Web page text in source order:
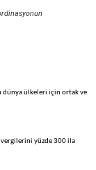
dünya ülkeleri için ortak ve
vergilerini yüzde 300 ila